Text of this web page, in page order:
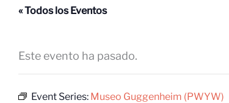
« Todos los Eventos
Este evento ha pasado.
Event Series: Museo Guggenheim (PWYW)